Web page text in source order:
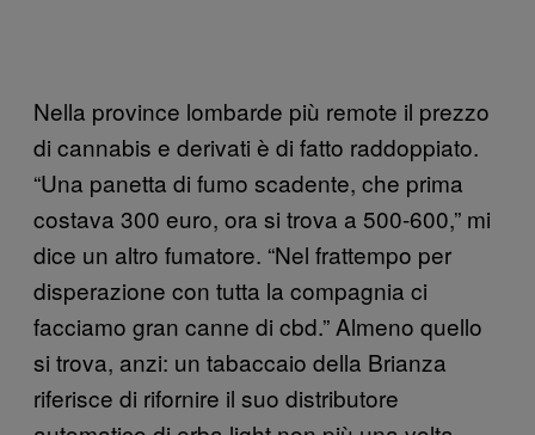
Nella province lombarde più remote il prezzo
di cannabis e derivati è di fatto raddoppiato.
“Una panetta di fumo scadente, che prima
costava 300 euro, ora si trova a 500-600,” mi
dice un altro fumatore. “Nel frattempo per
disperazione con tutta la compagnia ci
facciamo gran canne di cbd.” Almeno quello
si trova, anzi: un tabaccaio della Brianza
riferisce di rifornire il suo distributore